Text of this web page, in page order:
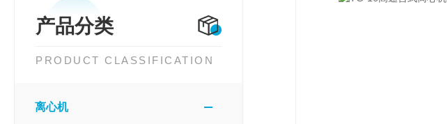
产品分类
PRODUCT CLASSIFICATION
离心机